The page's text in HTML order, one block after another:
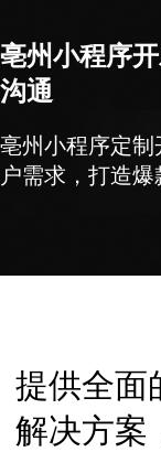
亳州小程序
沟通
亳州小程序定制
户需求，打造爆
提供全面
解决方案